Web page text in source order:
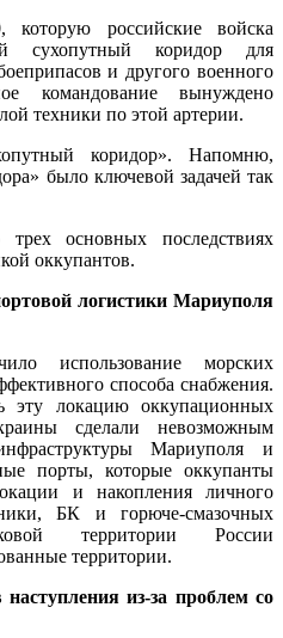
российские войска
сухопутный коридор для
и другого военного
командование вынуждено
техники по этой артерии.
коридор». Напомню,
было ключевой задачей так
основных последствиях
оккупантов.
логистики Мариуполя
использование морских
способа снабжения.
эту локацию оккупационных
сделали невозможным
Мариуполя и
порты, которые оккупанты
и накопления личного
БК и горюче-смазочных
территории России
территории.
из-за проблем со